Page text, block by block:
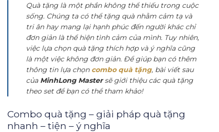
Quà tặng là một phần không thể thiếu trong cuộc
sống. Chúng ta có thể tặng quà nhằm cảm tạ và
tri ân hay mang lại hạnh phúc đến người khác chỉ
đơn giản là thể hiện tình cảm của mình. Tuy nhiên,
việc lựa chọn quà tặng thích hợp và ý nghĩa cũng
là một việc không đơn giản. Để giúp bạn có thêm
thông tin lựa chọn combo quà tặng, bài viết sau
của MinhLong Mastersẽ giới thiệu các quà tặng
theo set để bạn có thể tham khảo!
Combo quà tặng – giải pháp quà tặng
nhanh – tiện – ý nghĩa